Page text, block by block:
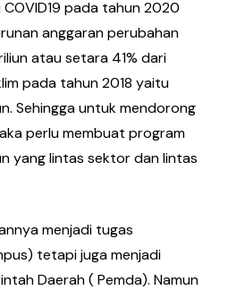
pada tahun 2020
anggaran perubahan
atau setara 41% dari
pada tahun 2018 yaitu
Sehingga untuk mendorong
perlu membuat program
yang lintas sektor dan lintas
menjadi tugas
tetapi juga menjadi
Daerah ( Pemda). Namun